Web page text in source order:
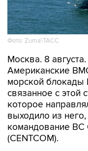
Фото: Zuma\ТАСС
Москва. 8
Американские
морской блокады
связанное с этой
которое
выходило из
командование
(CENTCOM).